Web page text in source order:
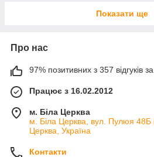
Показати ще
Про нас
97% позитивних з 357 відгуків за
Працює з 16.02.2012
м. Біла Церква
м. Біла Церква, вул. Пулюя 48Б
Церква, Україна
Контакти